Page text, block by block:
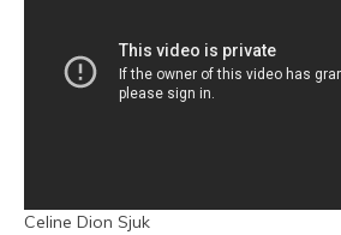
Celine Dion Sjuk